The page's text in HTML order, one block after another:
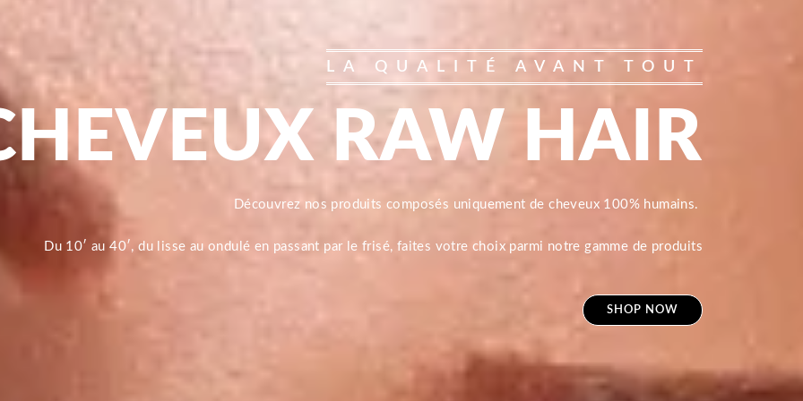
LA QUALITÉ AVANT TOUT
RAW HAIR
Découvrez nos produits composés uniquement de cheveux 100% humains.
Du 10′ au 40′, du lisse au ondulé en passant par le frisé, faites votre choix parmi notre gamme de produits
SHOP NOW